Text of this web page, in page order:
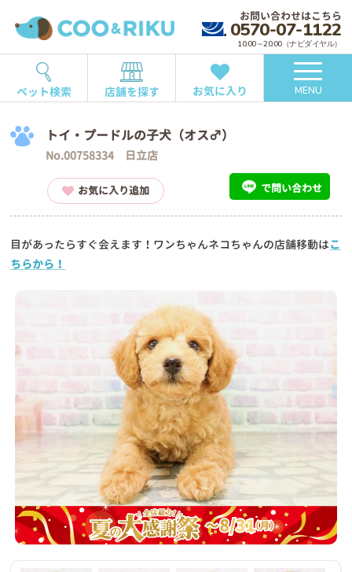
お問い合わせはこちら
0570-07-1122
10:00～20:00（ナビダイヤル）
ペット検索 店舗を探す お気に入り MENU
トイ・プードルの子犬（オス♂）
No.00758334 日立店
お気に入り追加 で問い合わせ
目があったらすぐ会えます！ワンちゃんネコちゃんの店舗移動はこ
ちらから！